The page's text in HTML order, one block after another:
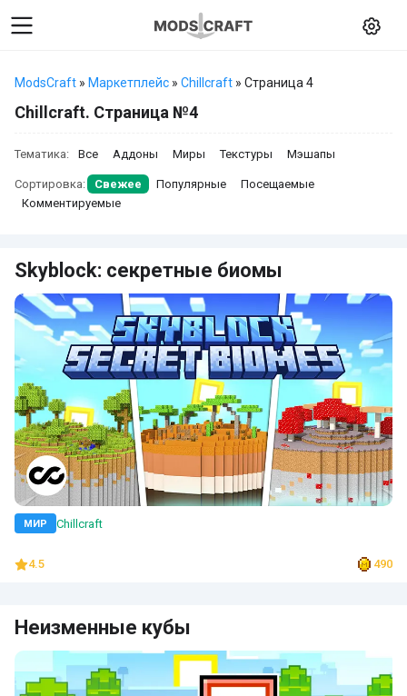
ModsCraft » Маркетплейс » Chillcraft » Страница 4
Chillcraft. Страница №4
Тематика: Все Аддоны Миры Текстуры Мэшапы
Сортировка: Свежее Популярные
Посещаемые
Комментируемые
Skyblock: секретные биомы
МИР Chillcraft
4.5 490
Неизменные кубы